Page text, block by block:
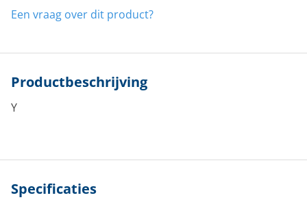
Een vraag over dit product?
Productbeschrijving
Y
Specificaties